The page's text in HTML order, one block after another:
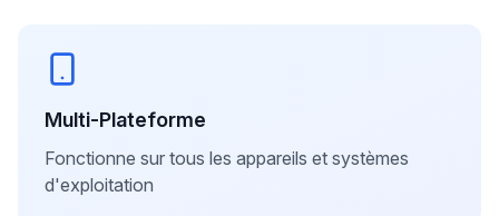
Multi-Plateforme
Fonctionne sur tous les appareils et systèmes
d'exploitation